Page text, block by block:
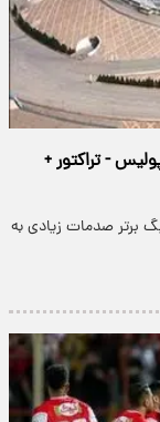
- تراکتور +
برتر صدمات زیادی به